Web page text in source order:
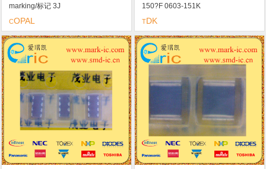
marking/标记 3J
COPAL
150?F 0603-151K
TDK